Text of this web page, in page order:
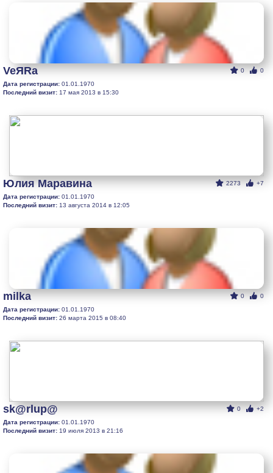
0 0
VeЯRa
Дата регистрации: 01.01.1970
Последний визит: 17 мая 2013 в 15:30
2273 +7
Юлия Маравина
Дата регистрации: 01.01.1970
Последний визит: 13 августа 2014 в 12:05
0 0
milka
Дата регистрации: 01.01.1970
Последний визит: 26 марта 2015 в 08:40
0 +2
sk@rlup@
Дата регистрации: 01.01.1970
Последний визит: 19 июля 2013 в 21:16